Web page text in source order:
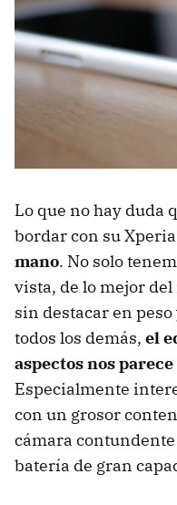
Lo que no hay duda
bordar con su Xperia
mano. No solo
vista, de lo mejor
sin destacar en
todos los demás, el
aspectos nos
Especialmente
con un grosor
cámara
batería de gran